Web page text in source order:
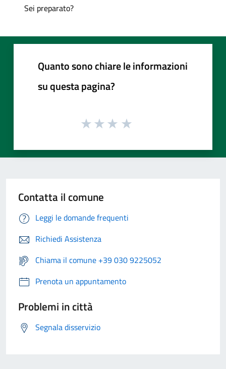
Sei preparato?
Quanto sono chiare le informazioni
su questa pagina?
Contatta il comune
Leggi le domande frequenti
Richiedi Assistenza
Chiama il comune +39 030 9225052
Prenota un appuntamento
Problemi in città
Segnala disservizio